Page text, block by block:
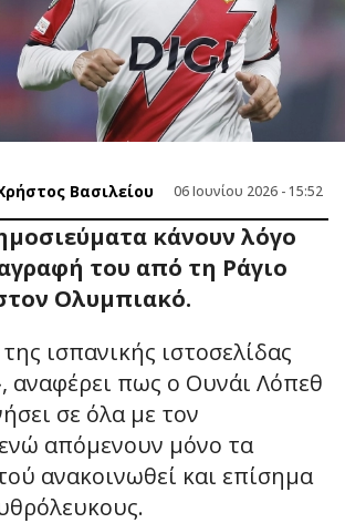
Βασιλείου 06 Ιουνίου 2026 - 15:52
κάνουν λόγο
του από τη Ράγιο
Ολυμπιακό.
ισπανικής ιστοσελίδας
αναφέρει πως ο Ουνάι Λόπεθ
σε όλα με τον
απόμενουν μόνο τα
ανακοινωθεί και επίσημα